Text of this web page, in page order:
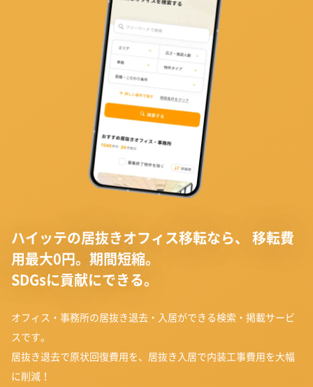
ハイッテの居抜きオフィス移転なら、
移転費
用最大0円。期間短縮。
SDGsに貢献にできる。
オフィス・事務所の居抜き退去・入居ができる検索・掲載サービ
スです。
居抜き退去で原状回復費用を、居抜き入居で内装工事費用を大幅
に削減！